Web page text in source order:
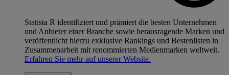
Statista R identifiziert und prämiert die besten Unternehmen
und Anbieter einer Branche sowie herausragende Marken und
veröffentlicht hierzu exklusive Rankings und Bestenlisten in
Zusammenarbeit mit renommierten Medienmarken weltweit.
Erfahren Sie mehr auf unserer Website.